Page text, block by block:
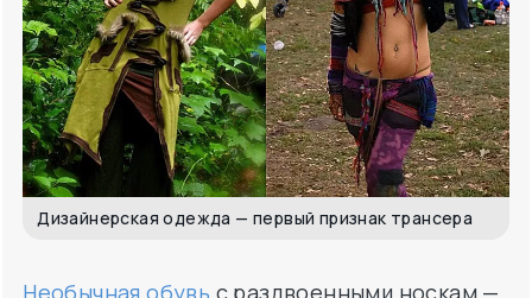
Дизайнерская одежда — первый признак трансера
Необычная обувь с раздвоенными носкам —